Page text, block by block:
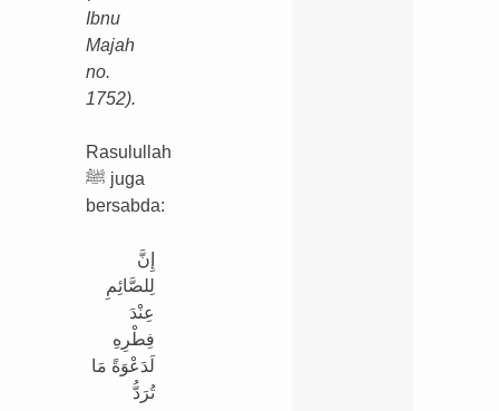
Ibnu
Majah
no.
1752).
Rasulullah
ﷺ juga
bersabda:
إِنَّ
لِلصَّائِمِ
عِنْدَ
فِطْرِهِ
لَدَعْوَةً مَا
تُرَدُّ